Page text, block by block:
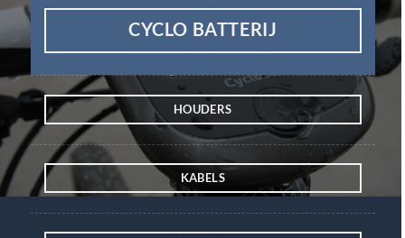
CYCLO BATTERIJ
HOUDERS
KABELS